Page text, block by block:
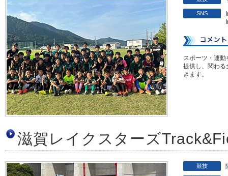
SNS
スポーツ・運
提供し、関わる
きます。
滋賀レイクスターズ
競技